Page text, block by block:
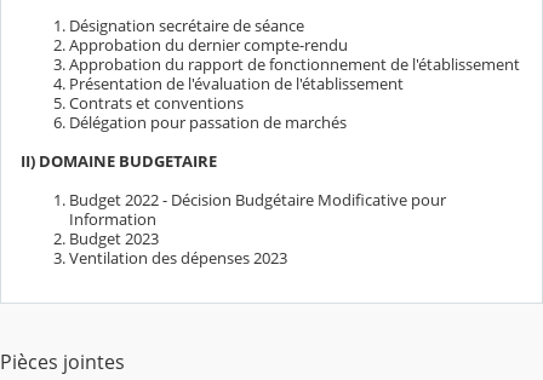
Désignation secrétaire de séance
Approbation du dernier compte-rendu
Approbation du rapport de fonctionnement de l'établissement
Présentation de l'évaluation de l'établissement
Contrats et conventions
Délégation pour passation de marchés
II) DOMAINE BUDGETAIRE
Budget 2022 - Décision Budgétaire Modificative pour
Information
Budget 2023
Ventilation des dépenses 2023
Pièces jointes